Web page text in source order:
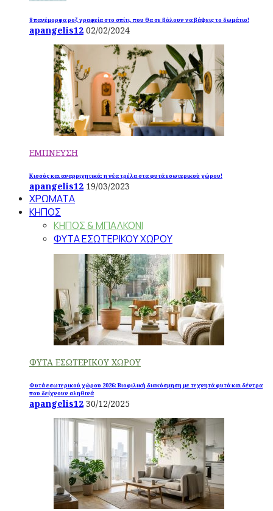
8 πανέμορφα ροζ γραφεία στο σπίτι, που θα σε βάλουν να βάψεις το δωμάτιο!
apangelis12 02/02/2024
ΕΜΠΝΕΥΣΗ
Κισσός και αναρριχητικά: η νέα τρέλα στα φυτά εσωτερικού χώρου!
apangelis12 19/03/2023
ΧΡΩΜΑΤΑ
ΚΗΠΟΣ
ΚΗΠΟΣ & ΜΠΑΛΚΟΝΙ
ΦΥΤΑ ΕΣΩΤΕΡΙΚΟΥ ΧΩΡΟΥ
ΦΥΤΑ ΕΣΩΤΕΡΙΚΟΥ ΧΩΡΟΥ
Φυτά εσωτερικού χώρου 2026: Βιοφιλική διακόσμηση με τεχνητά φυτά και δέντρα
που δείχνουν αληθινά
apangelis12 30/12/2025